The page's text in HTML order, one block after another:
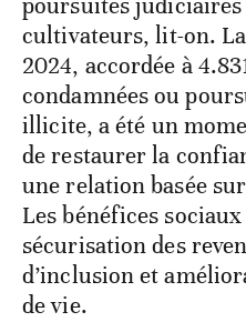
poursuites
cultivateurs, lit-on.
2024, accordée à
condamnées ou
illicite, a été un
de restaurer la
une relation basée
Les bénéfices
sécurisation des
d’inclusion et
de vie.